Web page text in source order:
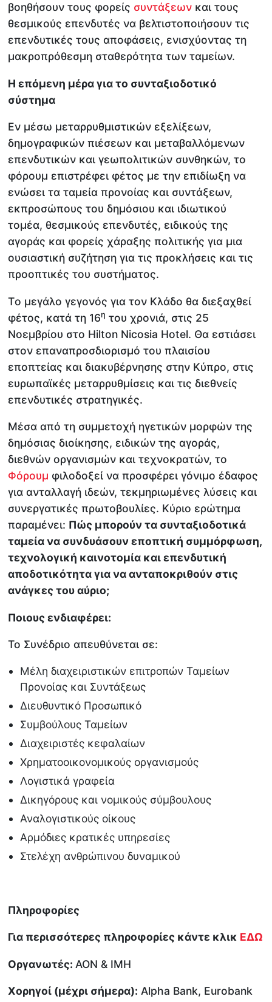
βοηθήσουν τους φορείς συντάξεων και τους
θεσμικούς επενδυτές να βελτιστοποιήσουν τις
επενδυτικές τους αποφάσεις, ενισχύοντας τη
μακροπρόθεσμη σταθερότητα των ταμείων.
Η επόμενη μέρα για το συνταξιοδοτικό
σύστημα
Εν μέσω μεταρρυθμιστικών εξελίξεων,
δημογραφικών πιέσεων και μεταβαλλόμενων
επενδυτικών και γεωπολιτικών συνθηκών, το
φόρουμ επιστρέφει φέτος με την επιδίωξη να
ενώσει τα ταμεία προνοίας και συντάξεων,
εκπροσώπους του δημόσιου και ιδιωτικού
τομέα, θεσμικούς επενδυτές, ειδικούς της
αγοράς και φορείς χάραξης πολιτικής για μια
ουσιαστική συζήτηση για τις προκλήσεις και τις
προοπτικές του συστήματος.
Tο μεγάλο γεγονός για τον Κλάδο θα διεξαχθεί
φέτος, κατά τη 16η του χρονιά, στις 25
Νοεμβρίου στο Hilton Nicosia Hotel. Θα εστιάσει
στον επαναπροσδιορισμό του πλαισίου
εποπτείας και διακυβέρνησης στην Κύπρο, στις
ευρωπαϊκές μεταρρυθμίσεις και τις διεθνείς
επενδυτικές στρατηγικές.
Μέσα από τη συμμετοχή ηγετικών μορφών της
δημόσιας διοίκησης, ειδικών της αγοράς,
διεθνών οργανισμών και τεχνοκρατών, το
Φόρουμ φιλοδοξεί να προσφέρει γόνιμο έδαφος
για ανταλλαγή ιδεών, τεκμηριωμένες λύσεις και
συνεργατικές πρωτοβουλίες. Κύριο ερώτημα
παραμένει: Πώς μπορούν τα συνταξιοδοτικά
ταμεία να συνδυάσουν εποπτική συμμόρφωση,
τεχνολογική καινοτομία και επενδυτική
αποδοτικότητα για να ανταποκριθούν στις
ανάγκες του αύριο;
Ποιους ενδιαφέρει:
Το Συνέδριο απευθύνεται σε:
Μέλη διαχειριστικών επιτροπών Ταμείων
Προνοίας και Συντάξεως
Διευθυντικό Προσωπικό
Συμβούλους Ταμείων
Διαχειριστές κεφαλαίων
Χρηματοοικονομικούς οργανισμούς
Λογιστικά γραφεία
Δικηγόρους και νομικούς σύμβουλους
Αναλογιστικούς οίκους
Αρμόδιες κρατικές υπηρεσίες
Στελέχη ανθρώπινου δυναμικού
Πληροφορίες
Για περισσότερες πληροφορίες κάντε κλικ ΕΔΩ
Οργανωτές: AON & IMH
Χορηγοί (μέχρι σήμερα): Αlpha Bank, Eurobank